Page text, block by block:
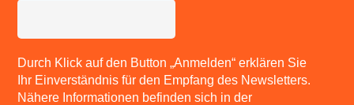
Durch Klick auf den Button „Anmelden“ erklären Sie
Ihr Einverständnis für den Empfang des Newsletters.
Nähere Informationen befinden sich in der